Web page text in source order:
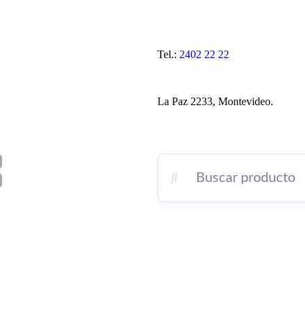
Tel.: 2402 22 22
La Paz 2233, Montevideo.